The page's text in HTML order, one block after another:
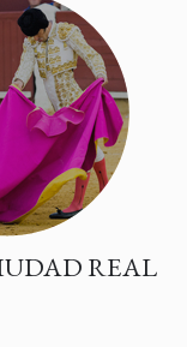
REAL